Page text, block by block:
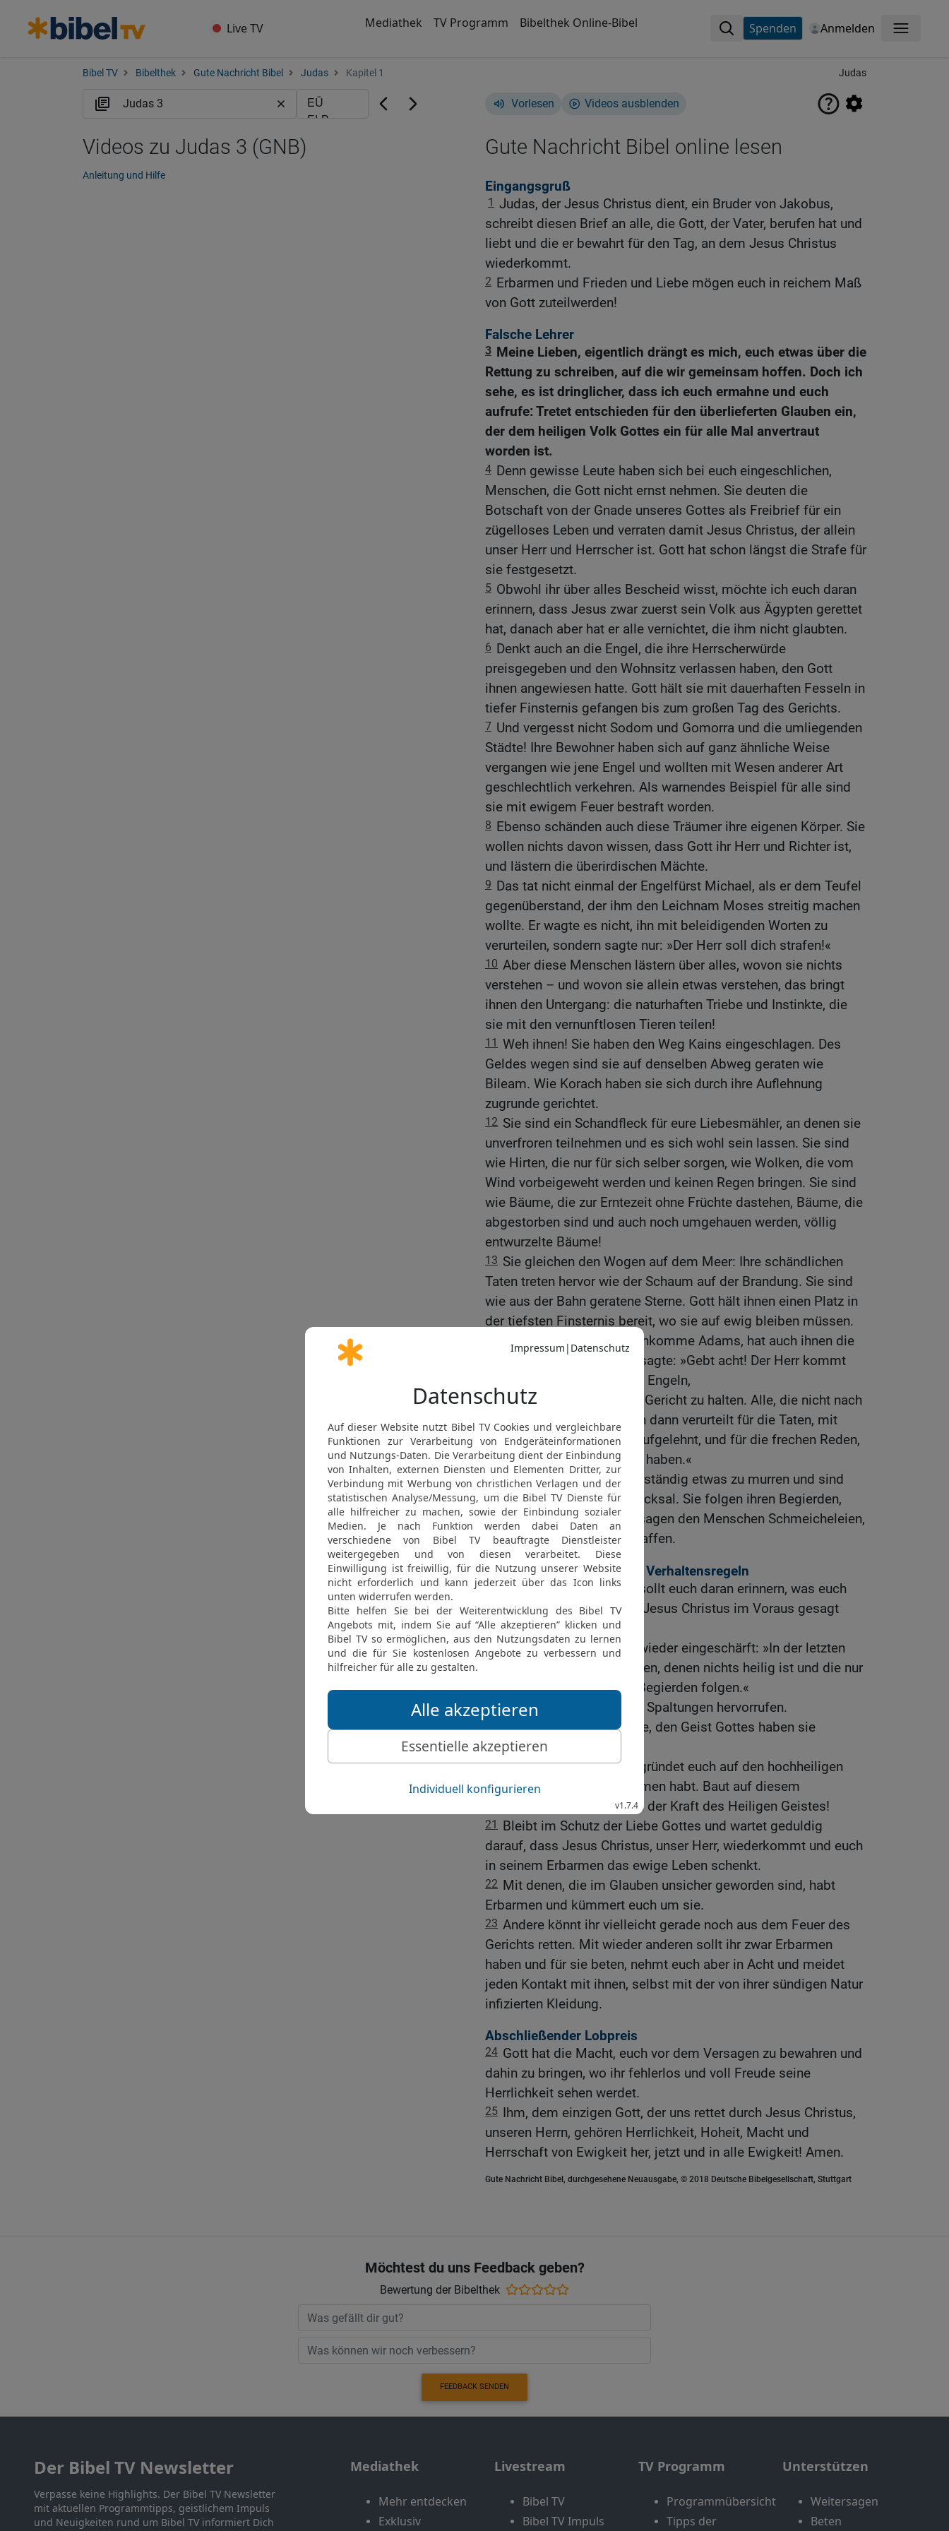
Live TV Mediathek TV Programm Bibelthek Online-Bibel Spenden Anmelden Menü
Bibel TV Bibelthek Gute Nachricht Bibel Judas Kapitel 1 Judas
Vorlesen Videos ausblenden
Gute Nachricht Bibel online lesen
Eingangsgruß
1 Judas, der Jesus Christus dient, ein Bruder von Jakobus,
schreibt diesen Brief an alle, die Gott, der Vater, berufen hat und
liebt und die er bewahrt für den Tag, an dem Jesus Christus
wiederkommt.
2 Erbarmen und Frieden und Liebe mögen euch in reichem Maß
von Gott zuteilwerden!
Falsche Lehrer
3 Meine Lieben, eigentlich drängt es mich, euch etwas über die
Rettung zu schreiben, auf die wir gemeinsam hoffen. Doch ich
sehe, es ist dringlicher, dass ich euch ermahne und euch
aufrufe: Tretet entschieden für den überlieferten Glauben ein,
der dem heiligen Volk Gottes ein für alle Mal anvertraut
worden ist.
4 Denn gewisse Leute haben sich bei euch eingeschlichen,
Menschen, die Gott nicht ernst nehmen. Sie deuten die
Botschaft von der Gnade unseres Gottes als Freibrief für ein
zügelloses Leben und verraten damit Jesus Christus, der allein
unser Herr und Herrscher ist. Gott hat schon längst die Strafe für
sie festgesetzt.
5 Obwohl ihr über alles Bescheid wisst, möchte ich euch daran
erinnern, dass Jesus zwar zuerst sein Volk aus Ägypten gerettet
hat, danach aber hat er alle vernichtet, die ihm nicht glaubten.
6 Denkt auch an die Engel, die ihre Herrscherwürde
preisgegeben und den Wohnsitz verlassen haben, den Gott
ihnen angewiesen hatte. Gott hält sie mit dauerhaften Fesseln in
tiefer Finsternis gefangen bis zum großen Tag des Gerichts.
7 Und vergesst nicht Sodom und Gomorra und die umliegenden
Städte! Ihre Bewohner haben sich auf ganz ähnliche Weise
vergangen wie jene Engel und wollten mit Wesen anderer Art
geschlechtlich verkehren. Als warnendes Beispiel für alle sind
sie mit ewigem Feuer bestraft worden.
8 Ebenso schänden auch diese Träumer ihre eigenen Körper. Sie
wollen nichts davon wissen, dass Gott ihr Herr und Richter ist,
und lästern die überirdischen Mächte.
9 Das tat nicht einmal der Engelfürst Michael, als er dem Teufel
gegenüberstand, der ihm den Leichnam Moses streitig machen
wollte. Er wagte es nicht, ihn mit beleidigenden Worten zu
verurteilen, sondern sagte nur: »Der Herr soll dich strafen!«
10 Aber diese Menschen lästern über alles, wovon sie nichts
verstehen – und wovon sie allein etwas verstehen, das bringt
ihnen den Untergang: die naturhaften Triebe und Instinkte, die
sie mit den vernunftlosen Tieren teilen!
11 Weh ihnen! Sie haben den Weg Kains eingeschlagen. Des
Geldes wegen sind sie auf denselben Abweg geraten wie
Bileam. Wie Korach haben sie sich durch ihre Auflehnung
zugrunde gerichtet.
12 Sie sind ein Schandfleck für eure Liebesmähler, an denen sie
unverfroren teilnehmen und es sich wohl sein lassen. Sie sind
wie Hirten, die nur für sich selber sorgen, wie Wolken, die vom
Wind vorbeigeweht werden und keinen Regen bringen. Sie sind
wie Bäume, die zur Erntezeit ohne Früchte dastehen, Bäume, die
abgestorben sind und auch noch umgehauen werden, völlig
entwurzelte Bäume!
13 Sie gleichen den Wogen auf dem Meer: Ihre schändlichen
Taten treten hervor wie der Schaum auf der Brandung. Sie sind
wie aus der Bahn geratene Sterne. Gott hält ihnen einen Platz in
der tiefsten Finsternis bereit, wo sie auf ewig bleiben müssen.
Henoch, der siebte Nachkomme Adams, hat auch ihnen die
Strafe angekündigt, als er sagte: »Gebt acht! Der Herr kommt
mit vielen tausend heiligen Engeln,
15 um über alle Menschen Gericht zu halten. Alle, die nicht nach
Gott gefragt haben, werden dann verurteilt für die Taten, mit
denen sie sich gegen ihn aufgelehnt, und für die frechen Reden,
mit denen sie ihn beleidigt haben.«
16
Diese Menschen haben ständig etwas zu murren und sind
unzufrieden mit ihrem Schicksal. Sie folgen ihren Begierden,
machen große Worte und sagen den Menschen Schmeicheleien,
um sich Vorteile zu verschaffen.
Ermahnung zur Treue und Verhaltensregeln
17 Ihr aber, meine Lieben, sollt euch daran erinnern, was euch
die Apostel unseres Herrn Jesus Christus im Voraus gesagt
haben.
18 Sie haben euch immer wieder eingeschärft: »In der letzten
Zeit werden Spötter auftreten, denen nichts heilig ist und die nur
ihren eigenen schlimmen Begierden folgen.«
19 Diese Leute sind es, die Spaltungen hervorrufen.
»Sinnesmenschen« sind sie, den Geist Gottes haben sie
bestimmt nicht!
20 Ihr aber, meine Lieben, gründet euch auf den hochheiligen
Glauben, den ihr angenommen habt. Baut auf diesem
Fundament weiter! Betet in der Kraft des Heiligen Geistes!
21 Bleibt im Schutz der Liebe Gottes und wartet geduldig
darauf, dass Jesus Christus, unser Herr, wiederkommt und euch
in seinem Erbarmen das ewige Leben schenkt.
22 Mit denen, die im Glauben unsicher geworden sind, habt
Erbarmen und kümmert euch um sie.
23 Andere könnt ihr vielleicht gerade noch aus dem Feuer des
Gerichts retten. Mit wieder anderen sollt ihr zwar Erbarmen
haben und für sie beten, nehmt euch aber in Acht und meidet
jeden Kontakt mit ihnen, selbst mit der von ihrer sündigen Natur
infizierten Kleidung.
Abschließender Lobpreis
24 Gott hat die Macht, euch vor dem Versagen zu bewahren und
dahin zu bringen, wo ihr fehlerlos und voll Freude seine
Herrlichkeit sehen werdet.
25 Ihm, dem einzigen Gott, der uns rettet durch Jesus Christus,
unseren Herrn, gehören Herrlichkeit, Hoheit, Macht und
Herrschaft von Ewigkeit her, jetzt und in alle Ewigkeit! Amen.
Gute Nachricht Bibel, durchgesehene Neuausgabe, © 2018 Deutsche Bibelgesellschaft, Stuttgart
Videos zu Judas 3 (GNB)
Anleitung und Hilfe
Möchtest du uns Feedback geben?
Bewertung der Bibelthek
FEEDBACK SENDEN
Der Bibel TV Newsletter
Verpasse keine Highlights. Der Bibel TV Newsletter
mit aktuellen Programmtipps, geistlichem Impuls
und Neuigkeiten rund um Bibel TV informiert Dich
Mediathek
Mehr entdecken
Exklusiv
Livestream
Bibel TV
Bibel TV Impuls
TV Programm
Programmübersicht
Tipps der
Unterstützen
Weitersagen
Beten